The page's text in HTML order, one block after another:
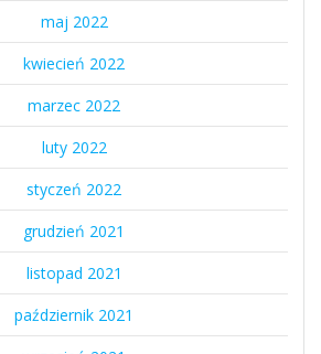
maj 2022
kwiecień 2022
marzec 2022
luty 2022
styczeń 2022
grudzień 2021
listopad 2021
październik 2021